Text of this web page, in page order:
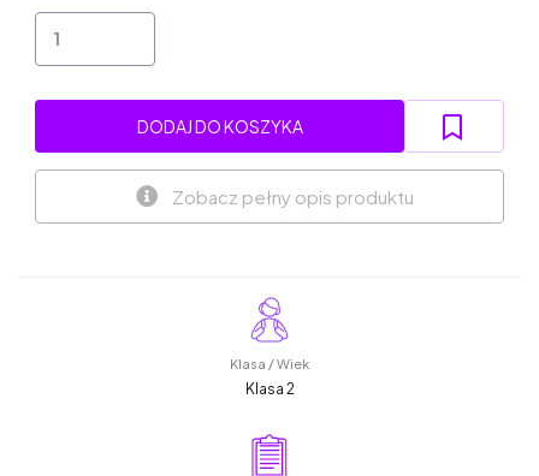
DODAJ DO KOSZYKA
Zobacz pełny opis produktu
Klasa / Wiek
Klasa 2